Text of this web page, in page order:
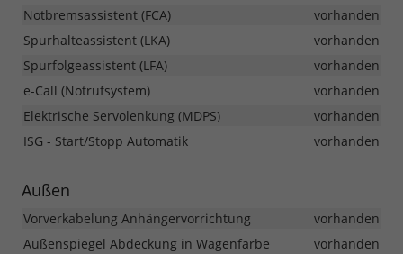
Notbremsassistent (FCA)
vorhanden
Spurhalteassistent (LKA)
vorhanden
Spurfolgeassistent (LFA)
vorhanden
e-Call (Notrufsystem)
vorhanden
Elektrische Servolenkung (MDPS)
vorhanden
ISG - Start/Stopp Automatik
vorhanden
Außen
Vorverkabelung Anhängervorrichtung
vorhanden
Außenspiegel Abdeckung in Wagenfarbe
vorhanden